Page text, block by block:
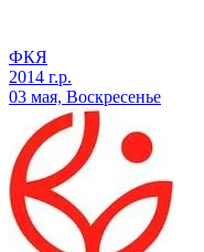
ФКЯ
2014 г.р.
03 мая, Воскресенье